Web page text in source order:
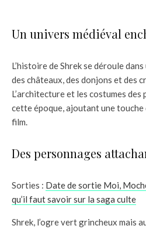
Un univers médiéval
L’histoire de Shrek se déroule
des châteaux, des donjons et des
L’architecture et les costumes
cette époque, ajoutant une touche
film.
Des personnages
Sorties : Date de sortie Moi,
qu’il faut savoir sur la saga culte
Shrek, l’ogre vert grincheux mais